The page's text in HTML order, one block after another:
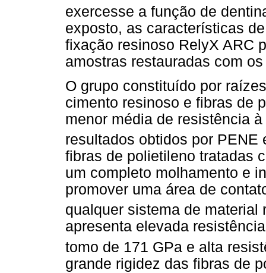
exercesse a função de
exposto, as características
fixação resinoso RelyX ARC
amostras restauradas com
O grupo constituído por
cimento resinoso e fibras de
menor média de resistência
resultados obtidos por PENE
fibras de polietileno tratadas
um completo molhamento e
promover uma área de
qualquer sistema de material
apresenta elevada
tomo de 171 GPa e alta
grande rigidez das fibras de